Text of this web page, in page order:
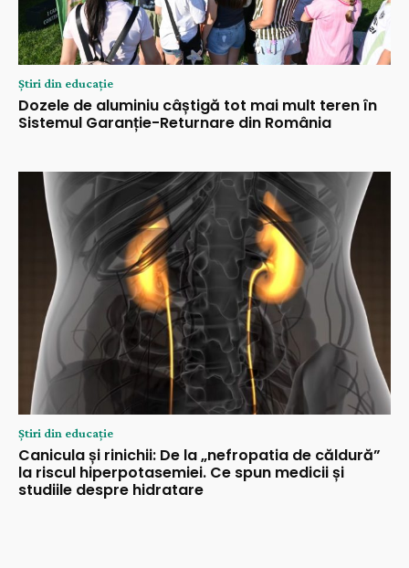
Știri din educație
Dozele de aluminiu câștigă tot mai mult teren în
Sistemul Garanție-Returnare din România
Știri din educație
Canicula și rinichii: De la „nefropatia de căldură”
la riscul hiperpotasemiei. Ce spun medicii și
studiile despre hidratare